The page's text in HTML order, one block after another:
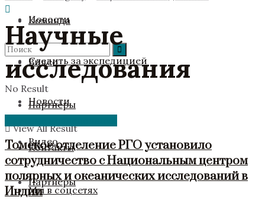
Новости
Видео
Партнёры
Контакты
Мы в соцсетях
Команда
Следить за экспедицией
Новости
Видео
Партнёры
No Result
View All Result
Научные
исследования
Томское отделение РГО установило
сотрудничество с Национальным центром
полярных и океанических исследований в
Индии